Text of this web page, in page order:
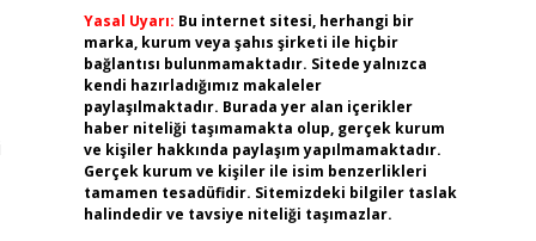
Yasal Uyarı: Bu internet sitesi, herhangi bir
marka, kurum veya şahıs şirketi ile hiçbir
bağlantısı bulunmamaktadır. Sitede yalnızca
kendi hazırladığımız makaleler
paylaşılmaktadır. Burada yer alan içerikler
haber niteliği taşımamakta olup, gerçek kurum
ve kişiler hakkında paylaşım yapılmamaktadır.
Gerçek kurum ve kişiler ile isim benzerlikleri
tamamen tesadüfidir. Sitemizdeki bilgiler taslak
halindedir ve tavsiye niteliği taşımazlar.